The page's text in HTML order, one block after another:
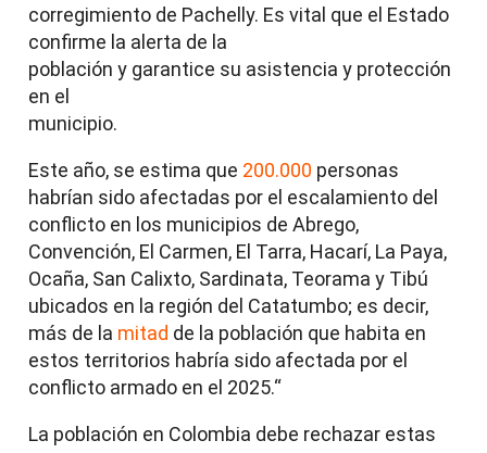
corregimiento de Pachelly. Es vital que el Estado
confirme la alerta de la
población y garantice su asistencia y protección
en el
municipio.
Este año, se estima que 200.000 personas
habrían sido afectadas por el escalamiento del
conflicto en los municipios de Abrego,
Convención, El Carmen, El Tarra, Hacarí, La Paya,
Ocaña, San Calixto, Sardinata, Teorama y Tibú
ubicados en la región del Catatumbo; es decir,
más de la mitad de la población que habita en
estos territorios habría sido afectada por el
conflicto armado en el 2025.“
La población en Colombia debe rechazar estas